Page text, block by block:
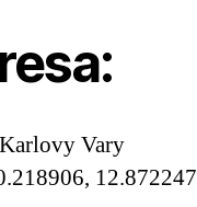
Vary
12.872247